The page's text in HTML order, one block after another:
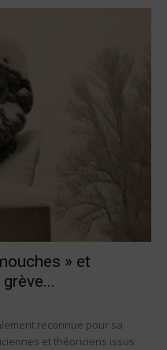
» et
reconnue pour sa
et théoriciens issus